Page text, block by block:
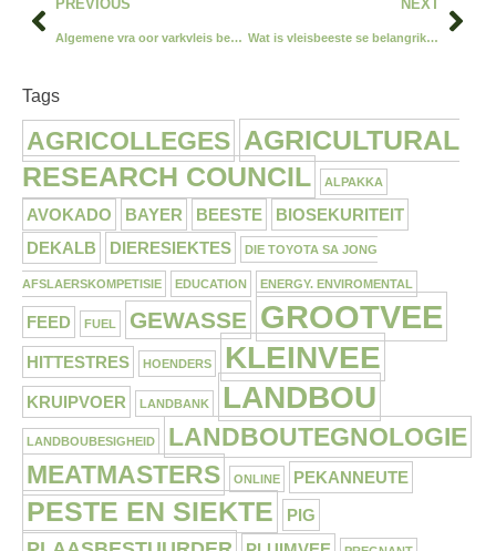
PREVIOUS
Algemene vra oor varkvleis beantwoord
NEXT
Wat is vleisbeeste se belangrike enkelgeen-eienskappe?
Tags
AGRICOLLEGES AGRICULTURAL
RESEARCH COUNCIL
ALPAKKA
AVOKADO BAYER BEESTE
BIOSEKURITEIT
DEKALB
DIERESIEKTES DIE TOYOTA SA JONG
AFSLAERSKOMPETISIE EDUCATION ENERGY. ENVIROMENTAL
FEED FUEL GEWASSE GROOTVEE
HITTESTRES HOENDERS KLEINVEE
KRUIPVOER LANDBANK LANDBOU
LANDBOUBESIGHEID
LANDBOUTEGNOLOGIE
MEATMASTERS
ONLINE PEKANNEUTE
PESTE EN SIEKTE PIG